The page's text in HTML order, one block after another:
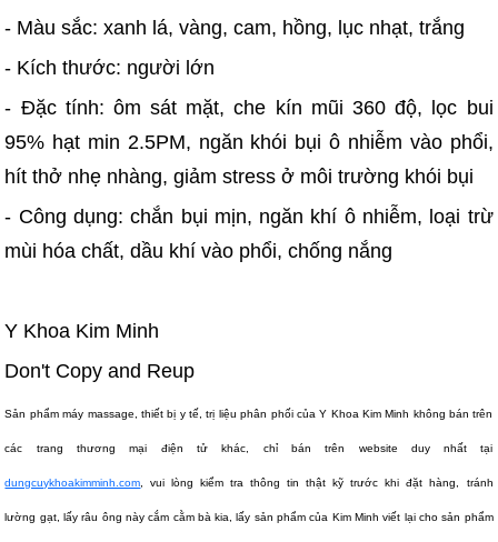
- Màu sắc: xanh lá, vàng, cam, hồng, lục nhạt, trắng
- Kích thước: người lớn
- Đặc tính: ôm sát mặt, che kín mũi 360 độ, lọc bui
95% hạt min 2.5PM, ngăn khói bụi ô nhiễm vào phổi,
hít thở nhẹ nhàng, giảm stress ở môi trường khói bụi
- Công dụng: chắn bụi mịn, ngăn khí ô nhiễm, loại trừ
mùi hóa chất, dầu khí vào phổi, chống nắng
Y Khoa Kim Minh
Don't Copy and Reup
Sản phẩm máy massage, thiết bị y tế, trị liệu phân phối của Y Khoa Kim Minh không bán trên
các trang thương mại điện tử khác, chỉ bán trên website duy nhất tại
dungcuykhoakimminh.com , vui lòng kiểm tra thông tin thật kỹ trước khi đặt hàng, tránh
lường gạt, lấy râu ông này cắm cằm bà kia, lấy sản phẩm của Kim Minh viết lại cho sản phẩm